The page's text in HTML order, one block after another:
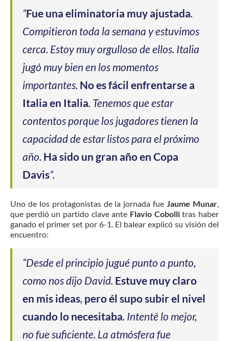
“Fue una eliminatoria muy ajustada.
Compitieron toda la semana y estuvimos
cerca. Estoy muy orgulloso de ellos. Italia
jugó muy bien en los momentos
importantes. No es fácil enfrentarse a
Italia en Italia. Tenemos que estar
contentos porque los jugadores tienen la
capacidad de estar listos para el próximo
año. Ha sido un gran año en Copa
Davis”.
Uno de los protagonistas de la jornada fue Jaume Munar
que perdió un partido clave ante Flavio Cobollitras haber
ganado el primer set por 6-1. El balear explicó su visión del
encuentro:
“Desde el principio jugué punto a punto,
como nos dijo David. Estuve muy claro
en mis ideas, pero él supo subir el nivel
cuando lo necesitaba. Intenté lo mejor,
no fue suficiente. La atmósfera fue